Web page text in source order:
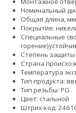
Номинальный
Общая длина,
Покрытие:
Специальные
горение)
Степень защиты
Страна
Температура
Тип продукта:
Тип резьбы: PG
Цвет: стальной
Штрих-код: